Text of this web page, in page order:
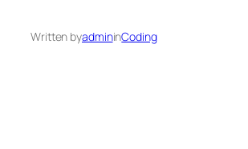
Written byadmininCoding